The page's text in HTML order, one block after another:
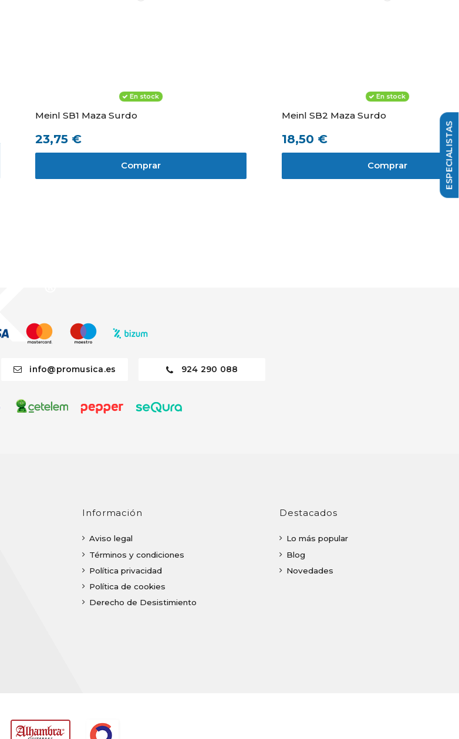
En stock
Meinl SB1 Maza Surdo
23,75 €
Comprar
En stock
Meinl SB2 Maza Surdo
18,50 €
Comprar
info@promusica.es 924 290 088
Información
Aviso legal
Términos y condiciones
Política privacidad
Política de cookies
Derecho de Desistimiento
Destacados
Lo más popular
Blog
Novedades